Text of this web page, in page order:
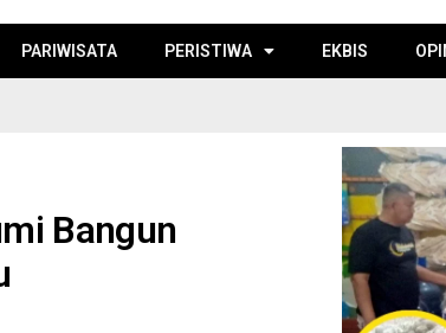
PARIWISATA PERISTIWA EKBIS
Bangun